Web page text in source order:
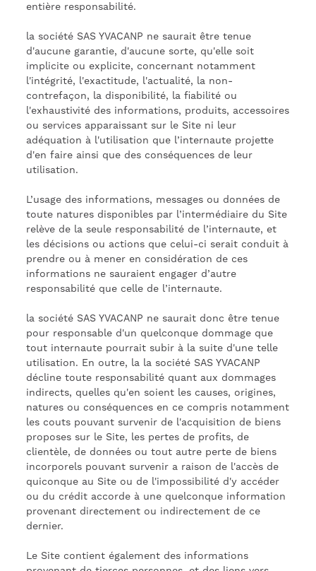
entière responsabilité.
la société SAS YVACANP ne saurait être tenue
d'aucune garantie, d'aucune sorte, qu'elle soit
implicite ou explicite, concernant notamment
l'intégrité, l'exactitude, l'actualité, la non-
contrefaçon, la disponibilité, la fiabilité ou
l'exhaustivité des informations, produits, accessoires
ou services apparaissant sur le Site ni leur
adéquation à l'utilisation que l’internaute projette
d'en faire ainsi que des conséquences de leur
utilisation.
L’usage des informations, messages ou données de
toute natures disponibles par l’intermédiaire du Site
relève de la seule responsabilité de l’internaute, et
les décisions ou actions que celui-ci serait conduit à
prendre ou à mener en considération de ces
informations ne sauraient engager d’autre
responsabilité que celle de l’internaute.
la société SAS YVACANP ne saurait donc être tenue
pour responsable d'un quelconque dommage que
tout internaute pourrait subir à la suite d'une telle
utilisation. En outre, la la société SAS YVACANP
décline toute responsabilité quant aux dommages
indirects, quelles qu'en soient les causes, origines,
natures ou conséquences en ce compris notamment
les couts pouvant survenir de l'acquisition de biens
proposes sur le Site, les pertes de profits, de
clientèle, de données ou tout autre perte de biens
incorporels pouvant survenir a raison de l'accès de
quiconque au Site ou de l'impossibilité d'y accéder
ou du crédit accorde à une quelconque information
provenant directement ou indirectement de ce
dernier.
Le Site contient également des informations